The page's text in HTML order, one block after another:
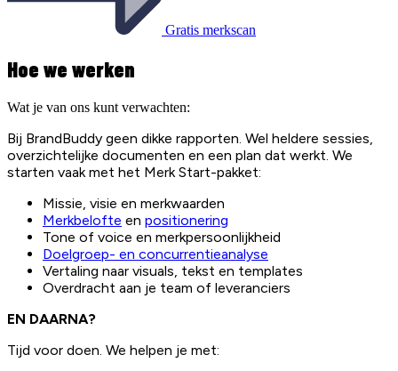
Gratis merkscan
Hoe we werken
Wat je van ons kunt verwachten:
Bij BrandBuddy geen dikke rapporten. Wel heldere sessies,
overzichtelijke documenten en een plan dat werkt. We
starten vaak met het Merk Start-pakket:
Missie, visie en merkwaarden
Merkbelofte en positionering
Tone of voice en merkpersoonlijkheid
Doelgroep- en concurrentieanalyse
Vertaling naar visuals, tekst en templates
Overdracht aan je team of leveranciers
EN DAARNA?
Tijd voor doen. We helpen je met: